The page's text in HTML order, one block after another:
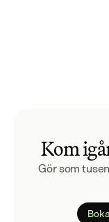
Kom
Gör som